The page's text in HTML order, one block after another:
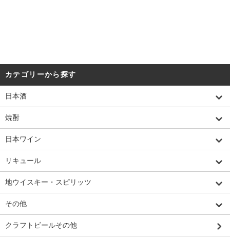
カテゴリーから探す
日本酒
焼酎
日本ワイン
リキュール
地ウイスキー・スピリッツ
その他
クラフトビールその他